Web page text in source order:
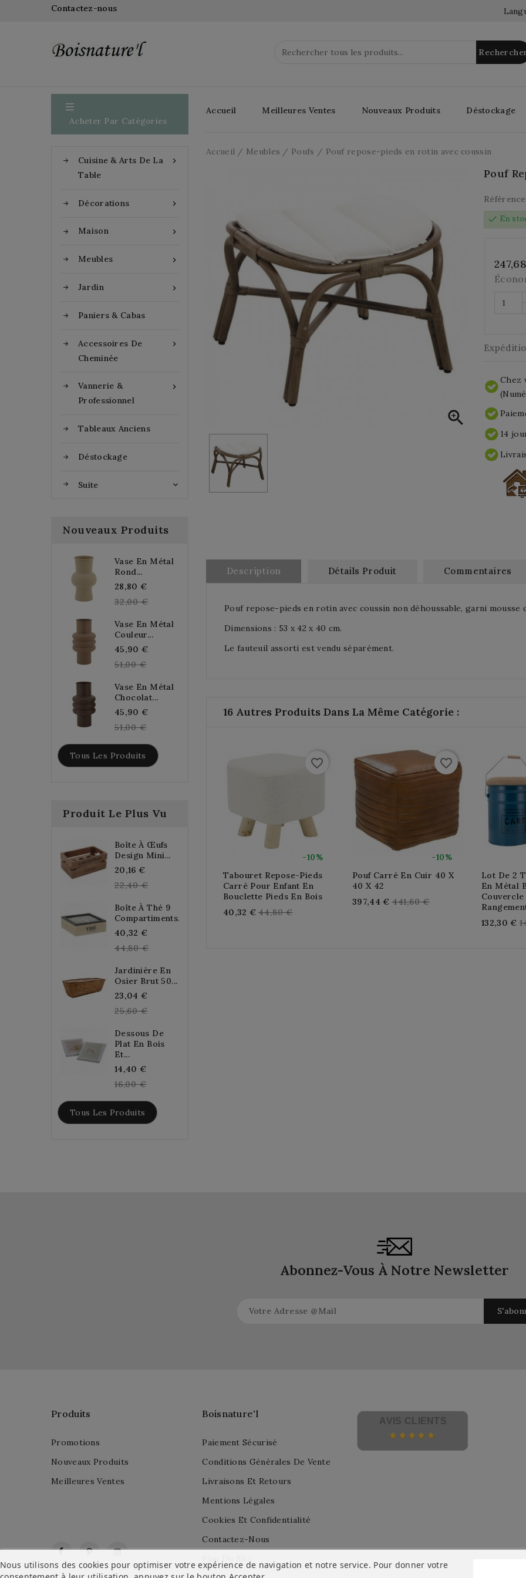
Contactez-nous

Acheter Par Catégories

Cuisine & Arts De La
Table

Décorations

Maison

Meubles

Jardin
Paniers & Cabas

Accessoires De
Cheminée

Vannerie &
Professionnel
Tableaux Anciens
Déstockage
Suite 
Nouveaux Produits
Vase En Métal
Rond...
28,80 €
price
32,00 €
Vase En Métal
Couleur...
45,90 €
51,00 €
Vase En Métal
Chocolat...
45,90 €
51,00 €
Tous Les Produits
Produit Le Plus Vu
Boîte À Œufs
Design Mini...
20,16 €
price
22,40 €
Boîte À Thé 9
Compartiments...
40,32 €
price
44,80 €
Jardinière En
Osier Brut 50...
23,04 €
price
25,60 €
Dessous De
Plat En Bois
Et...
14,40 €
price
16,00 €
Tous Les Produits
Accueil Meilleures Ventes Nouveaux Produits Déstockage
Accueil Meubles Poufs Pouf repose-pieds en rotin avec coussin

Pouf
Référence
check En
Chez
14
Description Détails Produit Commentaires
Pouf repose-pieds en rotin avec coussin non déhoussable, garni mousse
Dimensions : 53 x 42 x 40 cm.
Le fauteuil assorti est vendu séparément.
16 Autres Produits Dans La Même Catégorie :
-10%
favorite_border
Tabouret Repose-Pieds
Carré Pour Enfant En
Bouclette Pieds En Bois
40,32 € Regular
44,80 €
-10%
favorite_border
Pouf Carré En Cuir 40 X
40 X 42
397,44 € Regular
441,60 €
Lot De 2
En Métal
132,30 €
Abonnez-Vous À Notre Newsletter
FacebookPinterestInstagram
Produits
Promotions
Nouveaux Produits
Meilleures Ventes
Boisnature'l
Paiement Sécurisé
Conditions Générales De Vente
Livraisons Et Retours
Mentions Légales
Cookies Et Confidentialité
Contactez-Nous
Nous utilisons des cookies pour optimiser votre expérience de navigation et notre service. Pour donner votre
AVIS CLIENTS